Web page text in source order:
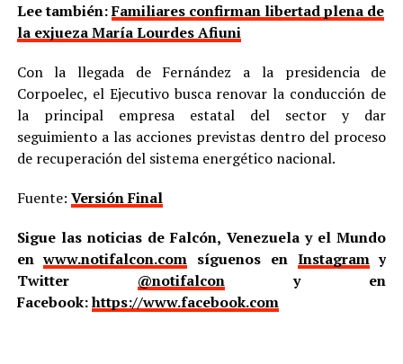
Lee también:Familiares confirman libertad plena de
la exjueza María Lourdes Afiuni
Con la llegada de Fernández a la presidencia de
Corpoelec, el Ejecutivo busca renovar la conducción de
la principal empresa estatal del sector y dar
seguimiento a las acciones previstas dentro del proceso
de recuperación del sistema energético nacional.
Fuente: Versión Final
Sigue las noticias de Falcón, Venezuela y el Mundo
enwww.notifalcon.com síguenos en Instagramy
Twitter @notifalcony en
Facebook:https://www.facebook.com